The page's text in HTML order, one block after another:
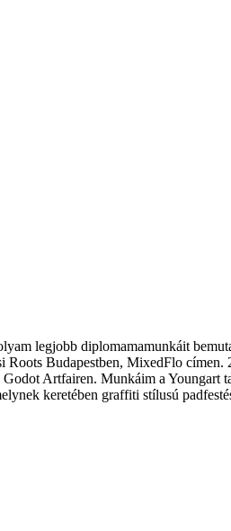
legjobb diplomamamunkáit
Budapestben, MixedFlo címen.
Artfairen. Munkáim a Youngart
keretében graffiti stílusú